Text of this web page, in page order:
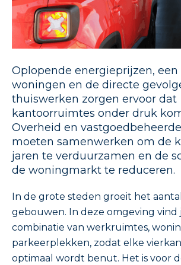
Oplopende energieprijzen,
woningen en de directe
thuiswerken zorgen ervoor dat
kantoorruimtes onder druk
Overheid en
moeten samenwerken om de
jaren te verduurzamen en de
de woningmarkt te reduceren.
In de grote steden groeit het
gebouwen. In deze omgeving vind
combinatie van werkruimtes,
parkeerplekken, zodat elke
optimaal wordt benut. Het is voor